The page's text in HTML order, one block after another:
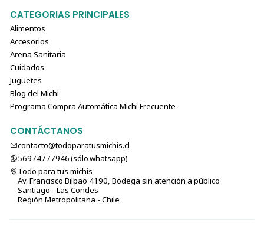
CATEGORIAS PRINCIPALES
Alimentos
Accesorios
Arena Sanitaria
Cuidados
Juguetes
Blog del Michi
Programa Compra Automática Michi Frecuente
CONTÁCTANOS
contacto@todoparatusmichis.cl
56974777946 (sólo⁣⁣⁣⁣⁣​​​​​​​​​​​​​​​ whatsapp)
Todo para tus michis
Av. Francisco Bilbao 4190, Bodega sin atención a público
Santiago - Las Condes
Región Metropolitana - Chile